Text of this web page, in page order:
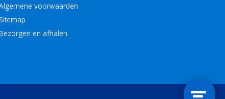
voorwaarden
en afhalen